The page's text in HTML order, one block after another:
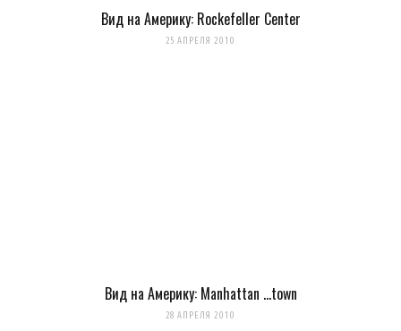
Вид на Америку: Rockefeller Center
25 АПРЕЛЯ 2010
Вид на Америку: Manhattan …town
28 АПРЕЛЯ 2010